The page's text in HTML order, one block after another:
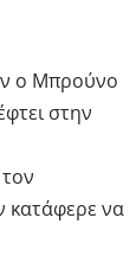
ο Μπρούνο
στην
κατάφερε να